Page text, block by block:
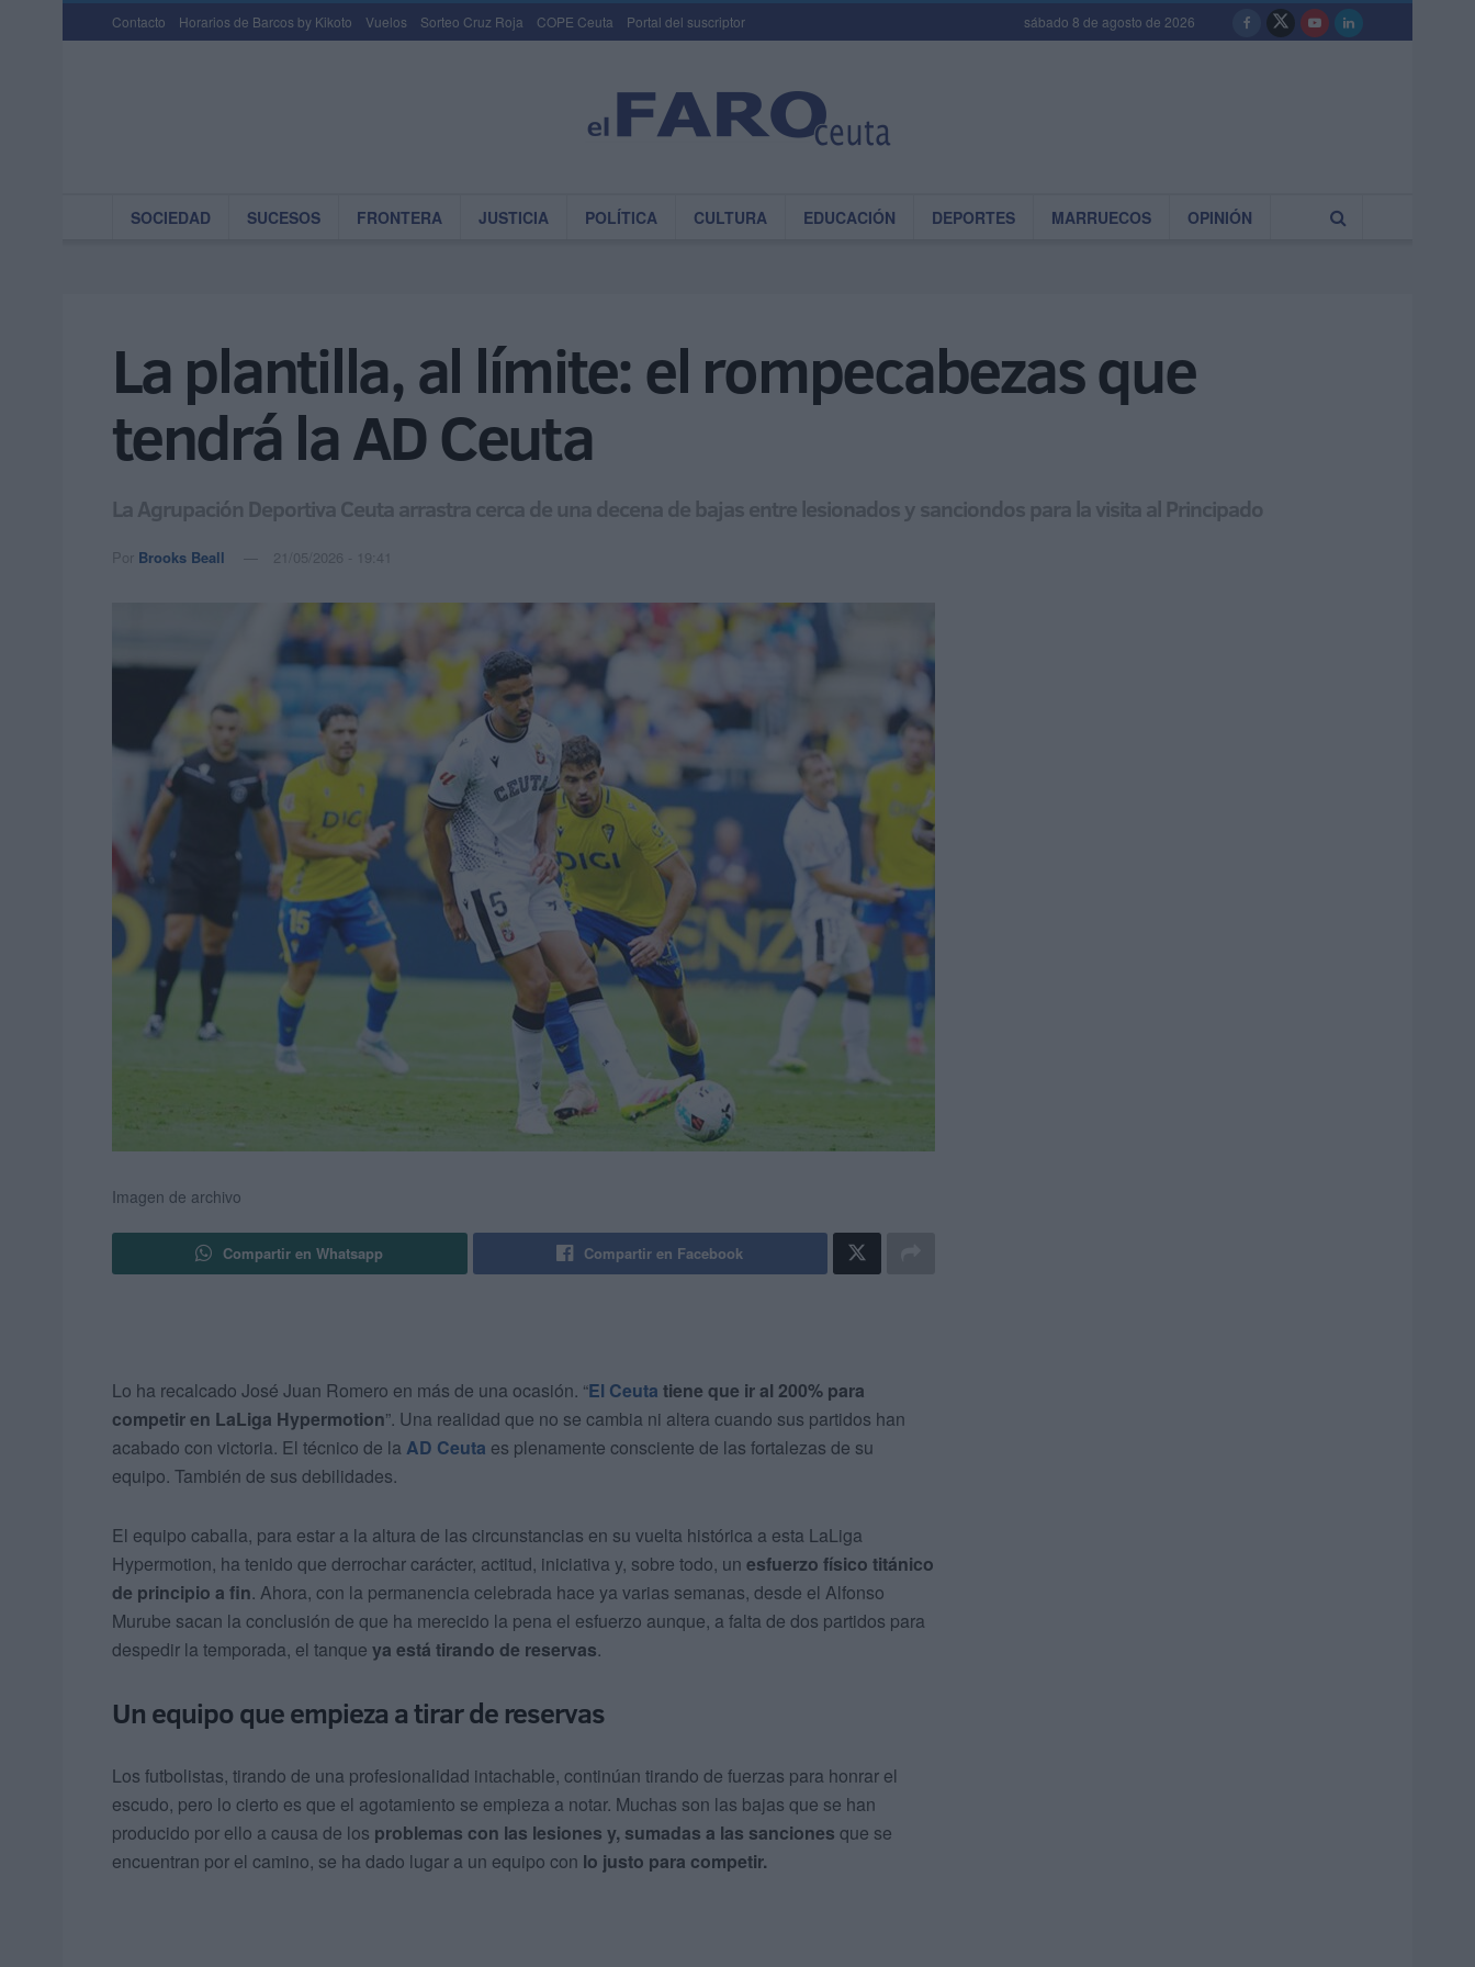
Contacto Horarios de Barcos by Kikoto Vuelos Sorteo Cruz Roja COPE Ceuta Portal del suscriptor sábado 8 de agosto de 2026
SOCIEDAD SUCESOS FRONTERA JUSTICIA POLÍTICA CULTURA EDUCACIÓN DEPORTES MARRUECOS OPINIÓN
La plantilla, al límite: el rompecabezas que
tendrá la AD Ceuta
La Agrupación Deportiva Ceuta arrastra cerca de una decena de bajas entre lesionados y sanciondos para la visita al Principado
Por Brooks Beall 21/05/2026 - 19:41
Imagen de archivo
Compartir en Whatsapp Compartir en Facebook
Lo ha recalcado José Juan Romero en más de una ocasión. “El Ceuta tiene que ir al 200% para
competir en LaLiga Hypermotion”. Una realidad que no se cambia ni altera cuando sus partidos han
acabado con victoria. El técnico de la AD Ceuta es plenamente consciente de las fortalezas de su
equipo. También de sus debilidades.
El equipo caballa, para estar a la altura de las circunstancias en su vuelta histórica a esta LaLiga
Hypermotion, ha tenido que derrochar carácter, actitud, iniciativa y, sobre todo, un esfuerzo físico titánico
de principio a fin. Ahora, con la permanencia celebrada hace ya varias semanas, desde el Alfonso
Murube sacan la conclusión de que ha merecido la pena el esfuerzo aunque, a falta de dos partidos para
despedir la temporada, el tanque ya está tirando de reservas.
Un equipo que empieza a tirar de reservas
Los futbolistas, tirando de una profesionalidad intachable, continúan tirando de fuerzas para honrar el
escudo, pero lo cierto es que el agotamiento se empieza a notar. Muchas son las bajas que se han
producido por ello a causa de los problemas con las lesiones y, sumadas a las sanciones que se
encuentran por el camino, se ha dado lugar a un equipo con lo justo para competir.